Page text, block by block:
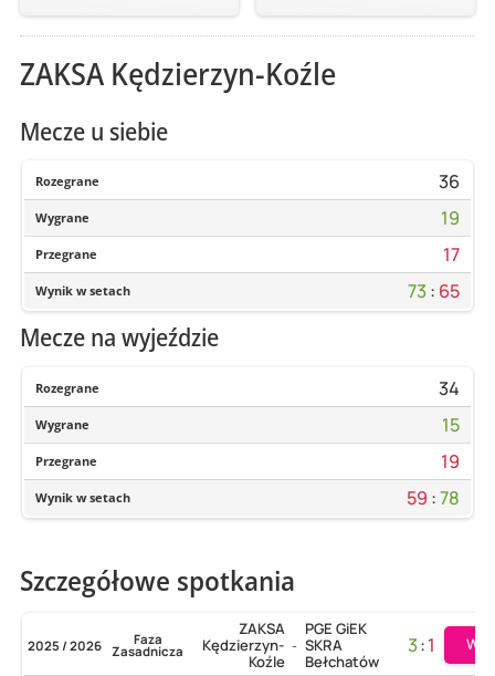
ZAKSA Kędzierzyn-Koźle
Mecze u siebie
Rozegrane 36
Wygrane 19
Przegrane 17
Wynik w setach 73: 65
Mecze na wyjeździe
Rozegrane 34
Wygrane 15
Przegrane 19
Wynik w setach 59 :78
Szczegółowe spotkania
2025 / 2026 Faza
Zasadnicza
ZAKSA
Kędzierzyn-
Koźle
-
PGE GiEK
SKRA
Bełchatów
3:1